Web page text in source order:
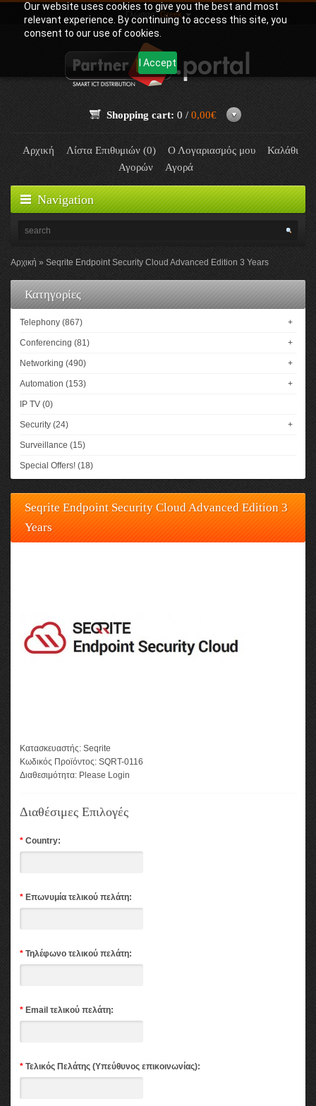
Our website uses cookies to give you the best and most
relevant experience. By continuing to access this site, you
consent to our use of cookies.
I Accept
Γλώσσα:Greek
Shopping cart: 0 / 0,00€
Αρχική Λίστα Επιθυμιών (0) Ο Λογαριασμός μου
Καλάθι
Αγορών
Αγορά
Navigation
Αρχική Seqrite Endpoint Security Cloud Advanced Edition 3 Years
Κατηγορίες
Telephony (867) +
Conferencing (81) +
Networking (490) +
Automation (153) +
IP TV (0)
Security (24) +
Surveillance (15)
Special Offers! (18)
Seqrite Endpoint Security Cloud Advanced Edition 3
Years
Κατασκευαστής: Seqrite
Κωδικός Προϊόντος: SQRT-0116
Διαθεσιμότητα: Please Login
Διαθέσιμες Επιλογές
* Country:
* Επωνυμία τελικού πελάτη:
* Τηλέφωνο τελικού πελάτη:
* Email τελικού πελάτη:
* Τελικός Πελάτης (Υπεύθυνος επικοινωνίας):